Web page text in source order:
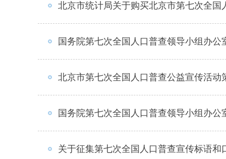
北京市统计局关于购买北京市第七次全
国务院第七次全国人口普查领导小组办
北京市第七次全国人口普查公益宣传活
国务院第七次全国人口普查领导小组办
关于征集第七次全国人口普查宣传标语和